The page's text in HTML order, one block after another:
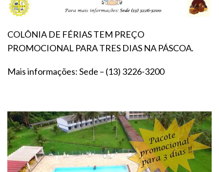
COLÔNIA DE FÉRIAS TEM PREÇO
PROMOCIONAL PARA TRES DIAS NA PÁSCOA.
Mais informações: Sede – (13) 3226-3200